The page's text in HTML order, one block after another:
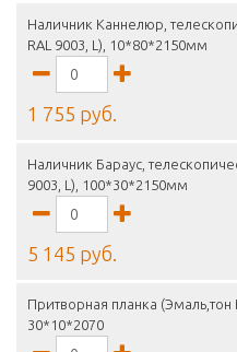
Наличник Каннелюр,
RAL 9003, L), 10*80*2150мм
1 755 руб.
Наличник Бараус,
9003, L), 100*30*2150мм
5 145 руб.
Притворная планка (Эмаль,тон
30*10*2070